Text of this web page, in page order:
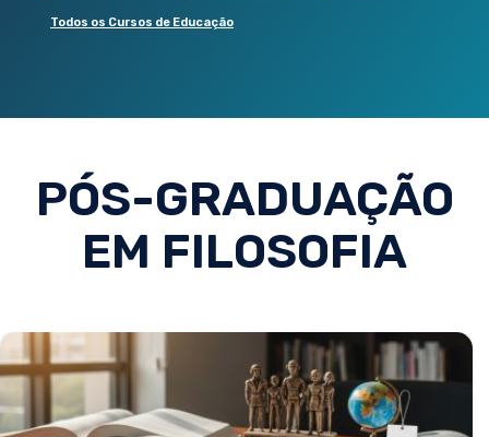
Todos os Cursos de Educação
PÓS-GRADUAÇÃO
EM FILOSOFIA